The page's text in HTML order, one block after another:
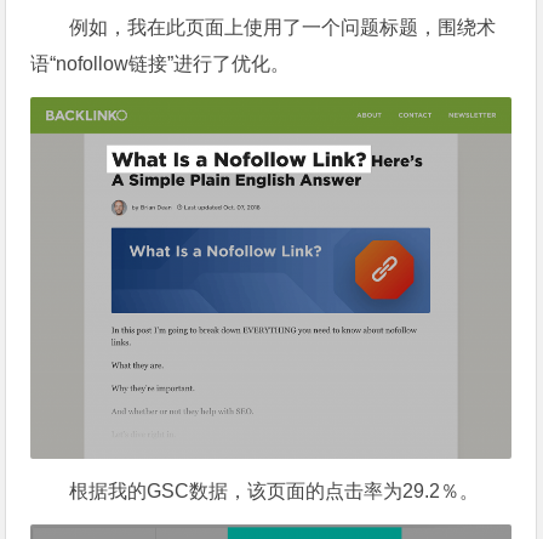
例如，我在此页面上使用了一个问题标题，围绕术
语“nofollow链接”进行了优化。
根据我的GSC数据，该页面的点击率为29.2％。